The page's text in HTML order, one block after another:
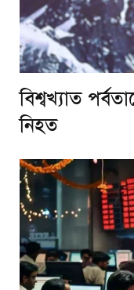
বিশ্বখ্যাত
নিহত